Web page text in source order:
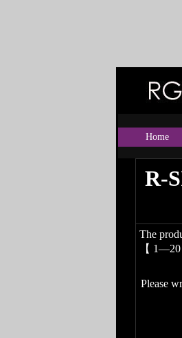
Home
R-
The
【 1—20
Please